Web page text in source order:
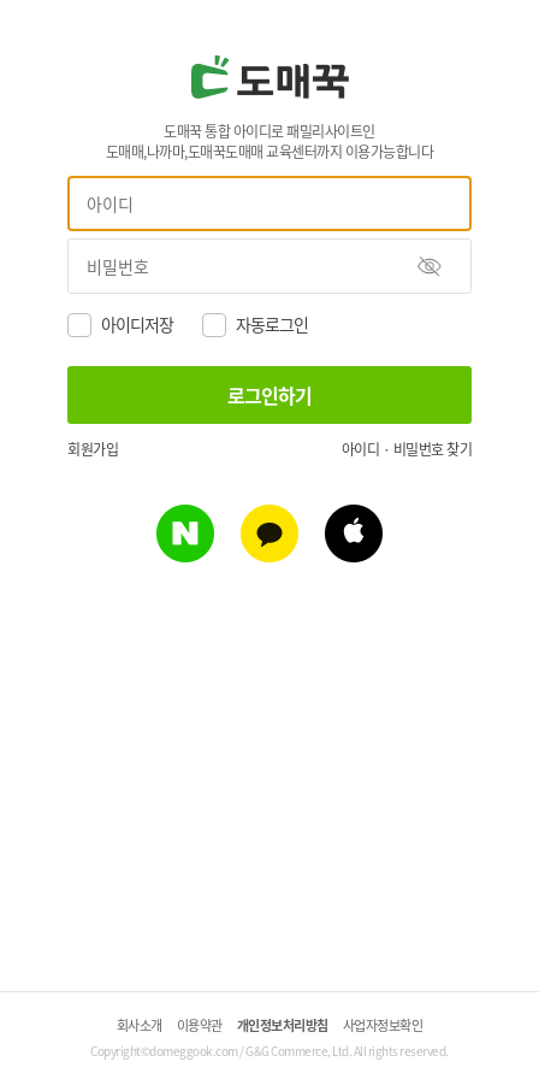
도매꾹 통합 아이디로 패밀리사이트인
도매매,나까마,도매꾹도매매 교육센터까지 이용가능합니다
아이디저장 자동로그인
회원가입 아이디 · 비밀번호 찾기
회사소개 이용약관 개인정보처리방침 사업자정보확인
Copyright©domeggook.com / G&G Commerce, Ltd. All rights reserved.